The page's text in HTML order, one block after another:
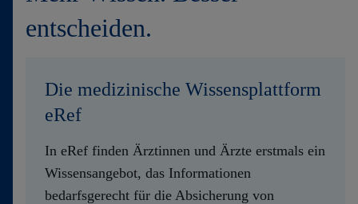
entscheiden.
Die medizinische Wissensplattform
eRef
In eRef finden Ärztinnen und Ärzte erstmals ein
Wissensangebot, das Informationen
bedarfsgerecht für die Absicherung von